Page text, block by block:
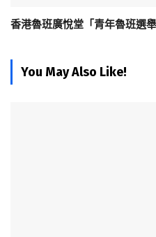
香港魯班廣悅堂「青年魯班選
You May Also Like!